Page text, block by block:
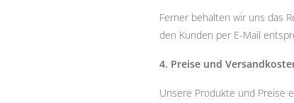
Ferner behalten wir uns das
den Kunden per E-Mail
4. Preise und
Unsere Produkte und Preise